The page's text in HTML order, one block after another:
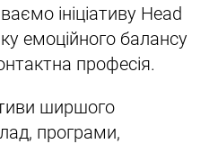
ініціативу Head
емоційного балансу
професія.
ширшого
програми,